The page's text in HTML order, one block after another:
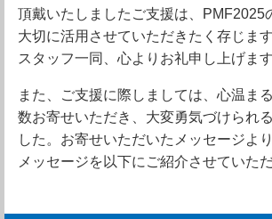
頂戴いたしましたご支援は、PMF2025
大切に活用させていただきたく存じます
スタッフ一同、心よりお礼申し上げます
また、ご支援に際しましては、心温ま
数お寄せいただき、大変勇気づけられ
した。お寄せいただいたメッセージよ
メッセージを以下にご紹介させていただ